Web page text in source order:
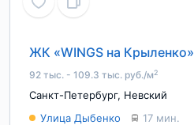
ЖК «WINGS на Крыленко»
92 тыс. - 109.3 тыс. руб./м2
Санкт-Петербург, Невский
Улица Дыбенко 17 мин.